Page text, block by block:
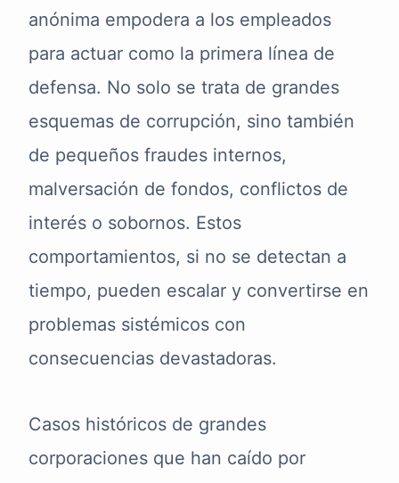
anónima empodera a los empleados
para actuar como la primera línea de
defensa. No solo se trata de grandes
esquemas de corrupción, sino también
de pequeños fraudes internos,
malversación de fondos, conflictos de
interés o sobornos. Estos
comportamientos, si no se detectan a
tiempo, pueden escalar y convertirse en
problemas sistémicos con
consecuencias devastadoras.
Casos históricos de grandes
corporaciones que han caído por